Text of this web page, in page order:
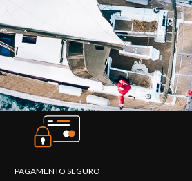
PAGAMENTO SEGURO